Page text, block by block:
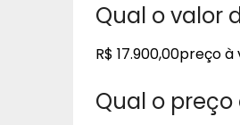
Qual o valor
R$ 17.900,00preço à
Qual o preço